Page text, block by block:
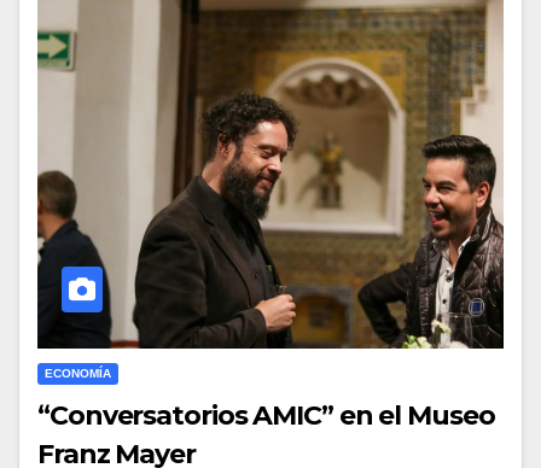
ECONOMÍA
“Conversatorios AMIC” en el Museo
Franz Mayer